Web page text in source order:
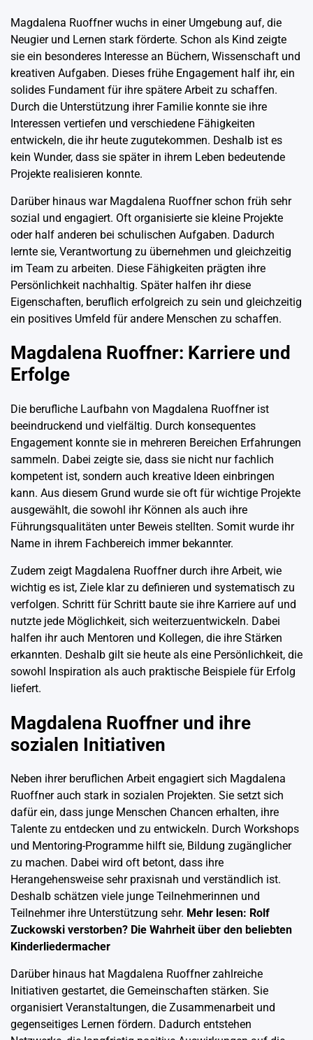
Magdalena Ruoffner wuchs in einer Umgebung auf, die
Neugier und Lernen stark förderte. Schon als Kind zeigte
sie ein besonderes Interesse an Büchern, Wissenschaft und
kreativen Aufgaben. Dieses frühe Engagement half ihr, ein
solides Fundament für ihre spätere Arbeit zu schaffen.
Durch die Unterstützung ihrer Familie konnte sie ihre
Interessen vertiefen und verschiedene Fähigkeiten
entwickeln, die ihr heute zugutekommen. Deshalb ist es
kein Wunder, dass sie später in ihrem Leben bedeutende
Projekte realisieren konnte.
Darüber hinaus war Magdalena Ruoffner schon früh sehr
sozial und engagiert. Oft organisierte sie kleine Projekte
oder half anderen bei schulischen Aufgaben. Dadurch
lernte sie, Verantwortung zu übernehmen und gleichzeitig
im Team zu arbeiten. Diese Fähigkeiten prägten ihre
Persönlichkeit nachhaltig. Später halfen ihr diese
Eigenschaften, beruflich erfolgreich zu sein und gleichzeitig
ein positives Umfeld für andere Menschen zu schaffen.
Magdalena Ruoffner: Karriere und
Erfolge
Die berufliche Laufbahn von Magdalena Ruoffner ist
beeindruckend und vielfältig. Durch konsequentes
Engagement konnte sie in mehreren Bereichen Erfahrungen
sammeln. Dabei zeigte sie, dass sie nicht nur fachlich
kompetent ist, sondern auch kreative Ideen einbringen
kann. Aus diesem Grund wurde sie oft für wichtige Projekte
ausgewählt, die sowohl ihr Können als auch ihre
Führungsqualitäten unter Beweis stellten. Somit wurde ihr
Name in ihrem Fachbereich immer bekannter.
Zudem zeigt Magdalena Ruoffner durch ihre Arbeit, wie
wichtig es ist, Ziele klar zu definieren und systematisch zu
verfolgen. Schritt für Schritt baute sie ihre Karriere auf und
nutzte jede Möglichkeit, sich weiterzuentwickeln. Dabei
halfen ihr auch Mentoren und Kollegen, die ihre Stärken
erkannten. Deshalb gilt sie heute als eine Persönlichkeit, die
sowohl Inspiration als auch praktische Beispiele für Erfolg
liefert.
Magdalena Ruoffner und ihre
sozialen Initiativen
Neben ihrer beruflichen Arbeit engagiert sich Magdalena
Ruoffner auch stark in sozialen Projekten. Sie setzt sich
dafür ein, dass junge Menschen Chancen erhalten, ihre
Talente zu entdecken und zu entwickeln. Durch Workshops
und Mentoring-Programme hilft sie, Bildung zugänglicher
zu machen. Dabei wird oft betont, dass ihre
Herangehensweise sehr praxisnah und verständlich ist.
Deshalb schätzen viele junge Teilnehmerinnen und
Teilnehmer ihre Unterstützung sehr. Mehr lesen: Rolf
Zuckowski verstorben? Die Wahrheit über den beliebten
Kinderliedermacher
Darüber hinaus hat Magdalena Ruoffner zahlreiche
Initiativen gestartet, die Gemeinschaften stärken. Sie
organisiert Veranstaltungen, die Zusammenarbeit und
gegenseitiges Lernen fördern. Dadurch entstehen